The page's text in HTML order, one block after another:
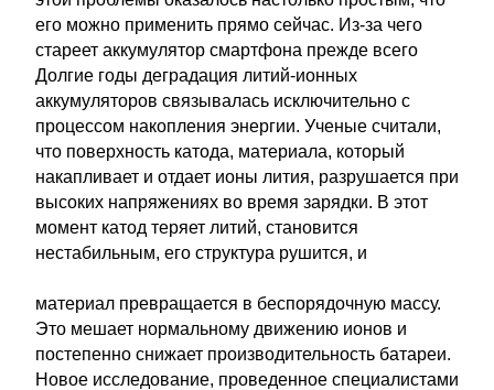
его можно применить прямо сейчас. Из-за чего
стареет аккумулятор смартфона прежде всего
Долгие годы деградация литий-ионных
аккумуляторов связывалась исключительно с
процессом накопления энергии. Ученые считали,
что поверхность катода, материала, который
накапливает и отдает ионы лития, разрушается при
высоких напряжениях во время зарядки. В этот
момент катод теряет литий, становится
нестабильным, его структура рушится, и
материал превращается в беспорядочную массу.
Это мешает нормальному движению ионов и
постепенно снижает производительность батареи.
Новое исследование, проведенное специалистами